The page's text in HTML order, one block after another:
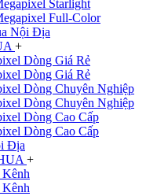
Starlight
Full-Color
Nội Địa
+
Dòng Giá Rẻ
Dòng Giá Rẻ
Dòng Chuyên Nghiệp
Dòng Chuyên Nghiệp
Dòng Cao Cấp
Dòng Cao Cấp
Địa
+